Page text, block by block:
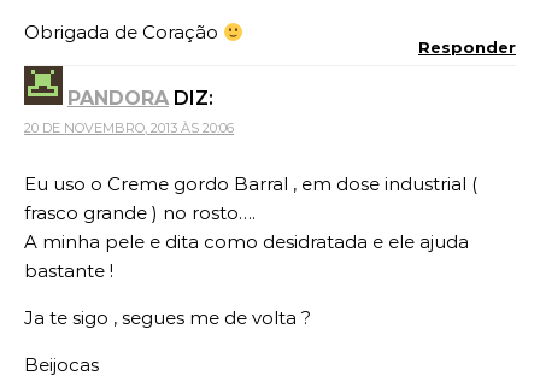
Obrigada de Coração
Responder
PANDORA DIZ:
20 DE NOVEMBRO, 2013 ÀS 20:06
Eu uso o Creme gordo Barral , em dose industrial (
frasco grande ) no rosto….
A minha pele e dita como desidratada e ele ajuda
bastante !
Ja te sigo , segues me de volta ?
Beijocas